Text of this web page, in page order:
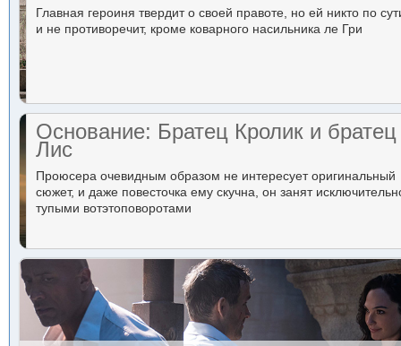
Главная героиня твердит о своей правоте, но ей никто по
и не противоречит, кроме коварного насильника ле Гри
Основание: Братец Кролик и братец
Лис
Проюсера очевидным образом не интересует оригинальный
сюжет, и даже повесточка ему скучна, он занят
тупыми вотэтоповоротами